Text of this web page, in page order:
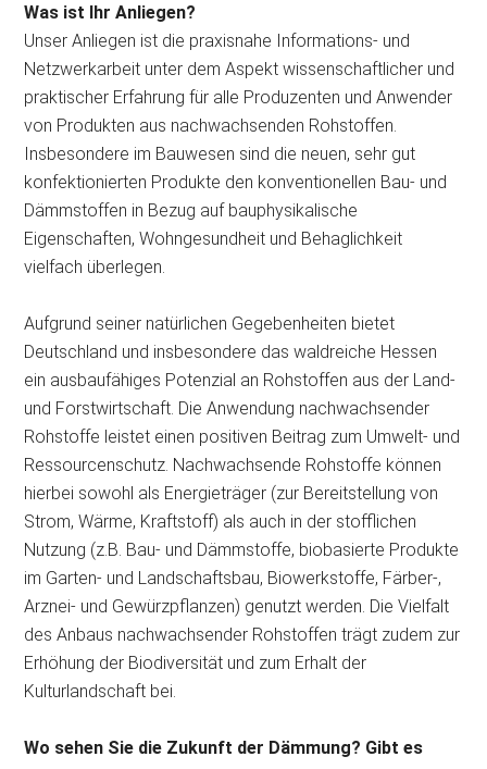
Was ist Ihr Anliegen?
Unser Anliegen ist die praxisnahe Informations- und
Netzwerkarbeit unter dem Aspekt wissenschaftlicher und
praktischer Erfahrung für alle Produzenten und Anwender
von Produkten aus nachwachsenden Rohstoffen.
Insbesondere im Bauwesen sind die neuen, sehr gut
konfektionierten Produkte den konventionellen Bau- und
Dämmstoffen in Bezug auf bauphysikalische
Eigenschaften, Wohngesundheit und Behaglichkeit
vielfach überlegen.
Aufgrund seiner natürlichen Gegebenheiten bietet
Deutschland und insbesondere das waldreiche Hessen
ein ausbaufähiges Potenzial an Rohstoffen aus der Land-
und Forstwirtschaft. Die Anwendung nachwachsender
Rohstoffe leistet einen positiven Beitrag zum Umwelt- und
Ressourcenschutz. Nachwachsende Rohstoffe können
hierbei sowohl als Energieträger (zur Bereitstellung von
Strom, Wärme, Kraftstoff) als auch in der stofflichen
Nutzung (z.B. Bau- und Dämmstoffe, biobasierte Produkte
im Garten- und Landschaftsbau, Biowerkstoffe, Färber-,
Arznei- und Gewürzpflanzen) genutzt werden. Die Vielfalt
des Anbaus nachwachsender Rohstoffen trägt zudem zur
Erhöhung der Biodiversität und zum Erhalt der
Kulturlandschaft bei.
Wo sehen Sie die Zukunft der Dämmung? Gibt es